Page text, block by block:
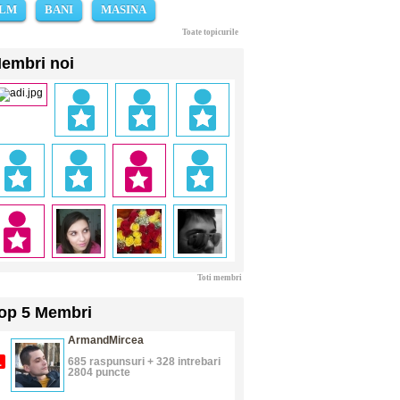
BANI MASINA
Toate topicurile
noi
Toti membri
5 Membri
ArmandMircea
685 raspunsuri + 328 intrebari
2804 puncte